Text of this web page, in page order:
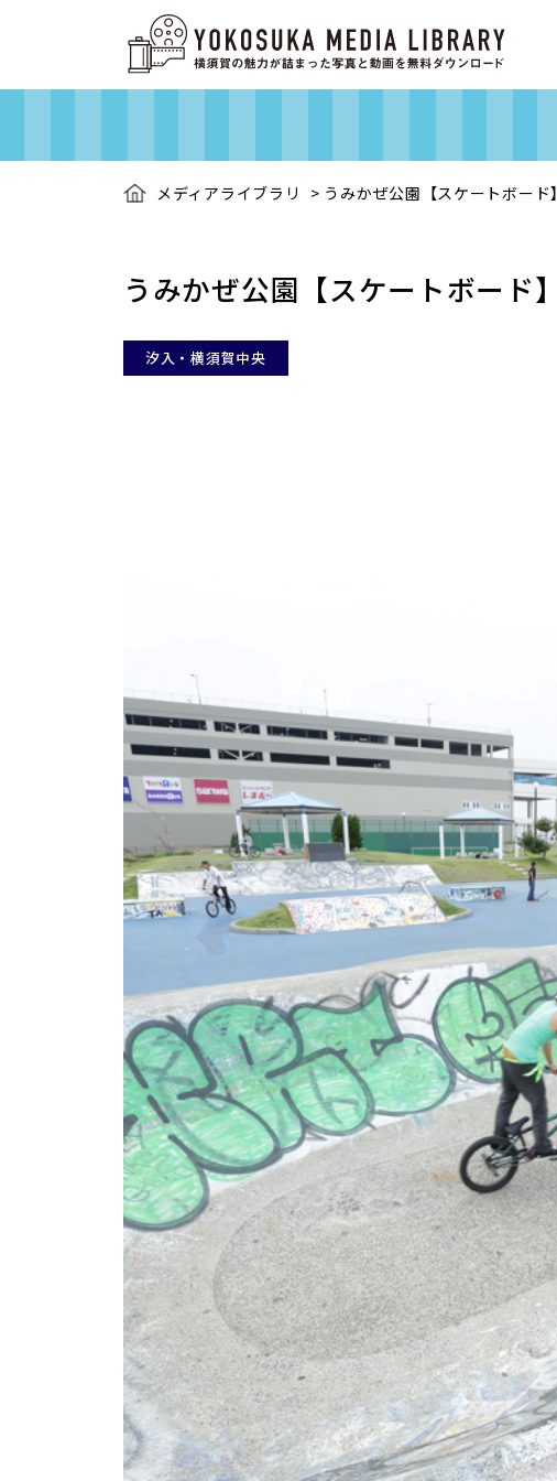
メディアライブラリ > うみかぜ公園【スケートボード】
うみかぜ公園【スケートボード】
汐入・横須賀中央